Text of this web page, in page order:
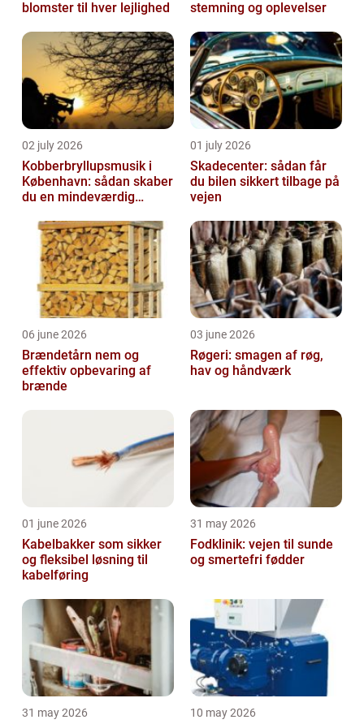
blomster til hver lejlighed
stemning og oplevelser
02 july 2026
Kobberbryllupsmusik i
København: sådan skaber
du en mindeværdig
01 july 2026
Skadecenter: sådan får
du bilen sikkert tilbage på
vejen
06 june 2026
Brændetårn nem og
effektiv opbevaring af
brænde
03 june 2026
Røgeri: smagen af røg,
hav og håndværk
01 june 2026
Kabelbakker som sikker
og fleksibel løsning til
kabelføring
31 may 2026
Fodklinik: vejen til sunde
og smertefri fødder
31 may 2026 10 may 2026